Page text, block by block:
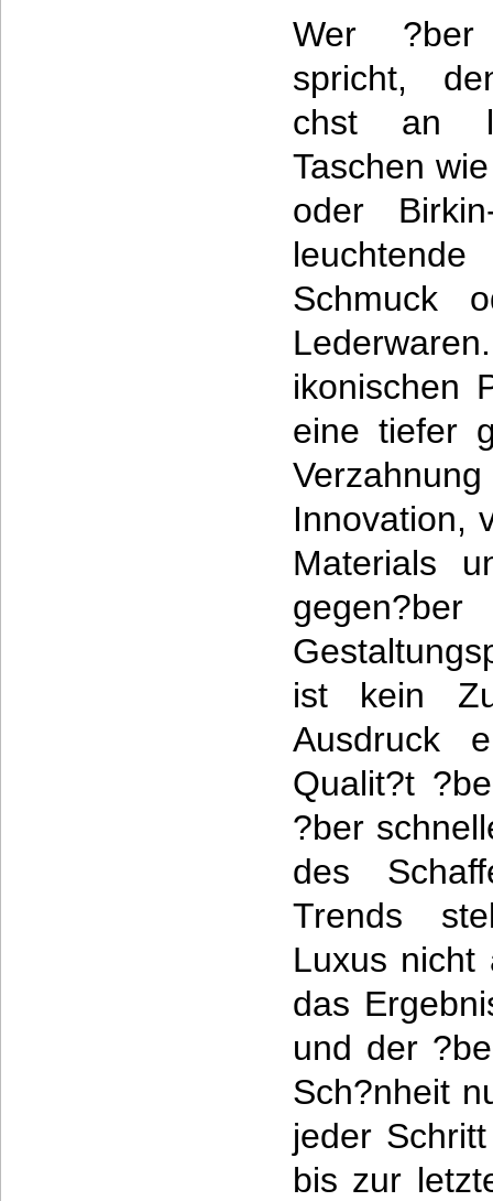
Wer ?ber
spricht,
chst an
Taschen
oder
leuchtende
Schmuck
ikonischen
eine tiefer
Innovation,
Materials
ist kein
Ausdruck
Qualit?t
?ber
des
Trends
Luxus nicht
das
und der
Sch?nheit
jeder
bis zur